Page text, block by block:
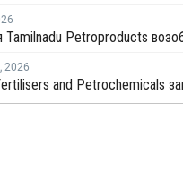
, 2026